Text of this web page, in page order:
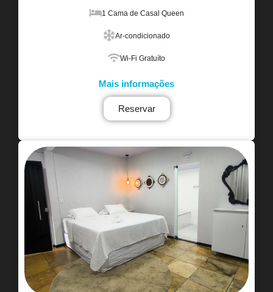
1 Cama de Casal Queen
Ar-condicionado
Wi-Fi Gratuíto
Mais informações
Reservar